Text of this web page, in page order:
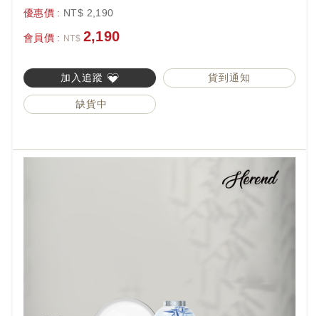
優惠價 : NT$ 2,190
會員價 : NT$ 2,190
加入追蹤 貨到通知
缺貨中